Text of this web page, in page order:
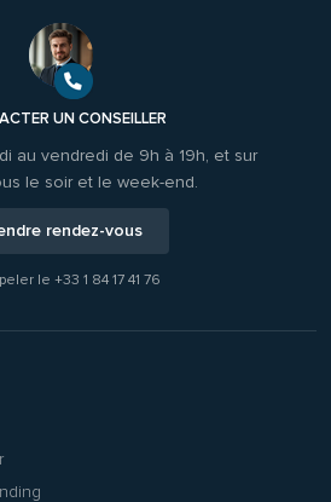
UN CONSEILLER
au vendredi de 9h à 19h, et sur
le soir et le week-end.
rendez-vous
le +33 1 84 17 41 76